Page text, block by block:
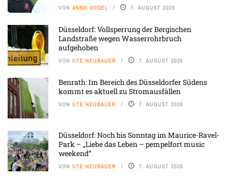
VON ANNE VOGEL 7. AUGUST 2026
Düsseldorf: Vollsperrung der Bergischen
Landstraße wegen Wasserrohrbruch
aufgehoben
VON UTE NEUBAUER 7. AUGUST 2026
Benrath: Im Bereich des Düsseldorfer Südens
kommt es aktuell zu Stromausfällen
VON UTE NEUBAUER 7. AUGUST 2026
Düsseldorf: Noch bis Sonntag im Maurice-Ravel-
Park – „Liebe das Leben – pempelfort music
weekend“
VON UTE NEUBAUER 7. AUGUST 2026